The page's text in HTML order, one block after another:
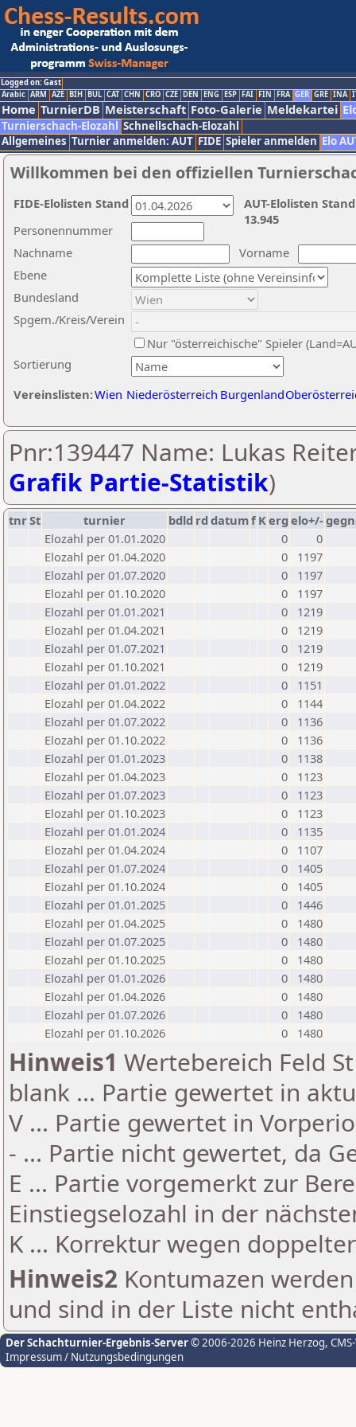
Logged on: Gast
Arabic ARM AZE BIH BUL CAT CHN CRO CZE DEN ENG ESP FAI FIN FRA GER GRE INA
Home TurnierDB Meisterschaft Foto-Galerie Meldekartei
Turnierschach-Elozahl Schnellschach-Elozahl
Allgemeines Turnier anmelden: AUT FIDE Spieler anmelden Elo
Willkommen bei den offiziellen
Nachname
Vorname
Ebene
Sortierung
Personennummer
Bundesland
Spgem./Kreis/Verein
Nur "österreichische" Spieler
Vereinslisten:Wien Niederösterreich Burgenland
AUT-Elolisten
13.945
FIDE-Elolisten Stand
Pnr:139447 Name: Lukas
Grafik Partie-Statistik)
tnrSt turnier bdld rd datumf Kerg elo+/-
Elozahl per 01.01.2020
0
0
Elozahl per 01.04.2020
0
1197
Elozahl per 01.07.2020
0
1197
Elozahl per 01.10.2020
0
1197
Elozahl per 01.01.2021
0
1219
Elozahl per 01.04.2021
0
1219
Elozahl per 01.07.2021
0
1219
Elozahl per 01.10.2021
0
1219
Elozahl per 01.01.2022
0
1151
Elozahl per 01.04.2022
0
1144
Elozahl per 01.07.2022
0
1136
Elozahl per 01.10.2022
0
1136
Elozahl per 01.01.2023
0
1138
Elozahl per 01.04.2023
0
1123
Elozahl per 01.07.2023
0
1123
Elozahl per 01.10.2023
0
1123
Elozahl per 01.01.2024
0
1135
Elozahl per 01.04.2024
0
1107
Elozahl per 01.07.2024
0
1405
Elozahl per 01.10.2024
0
1405
Elozahl per 01.01.2025
0
1446
Elozahl per 01.04.2025
0
1480
Elozahl per 01.07.2025
0
1480
Elozahl per 01.10.2025
0
1480
Elozahl per 01.01.2026
0
1480
Elozahl per 01.04.2026
0
1480
Elozahl per 01.07.2026
0
1480
Elozahl per 01.10.2026
0 1480
Hinweis1 Wertebereich Feld
blank ... Partie gewertet in
V ... Partie gewertet in
- ... Partie nicht gewertet, da
E ... Partie vorgemerkt zur
Einstiegselozahl in der
K ... Korrektur wegen
Hinweis2 Kontumazen
und sind in der Liste nicht
Der Schachturnier-Ergebnis-Server© 2006-2026 Heinz Herzog,
Impressum / Nutzungsbedingungen